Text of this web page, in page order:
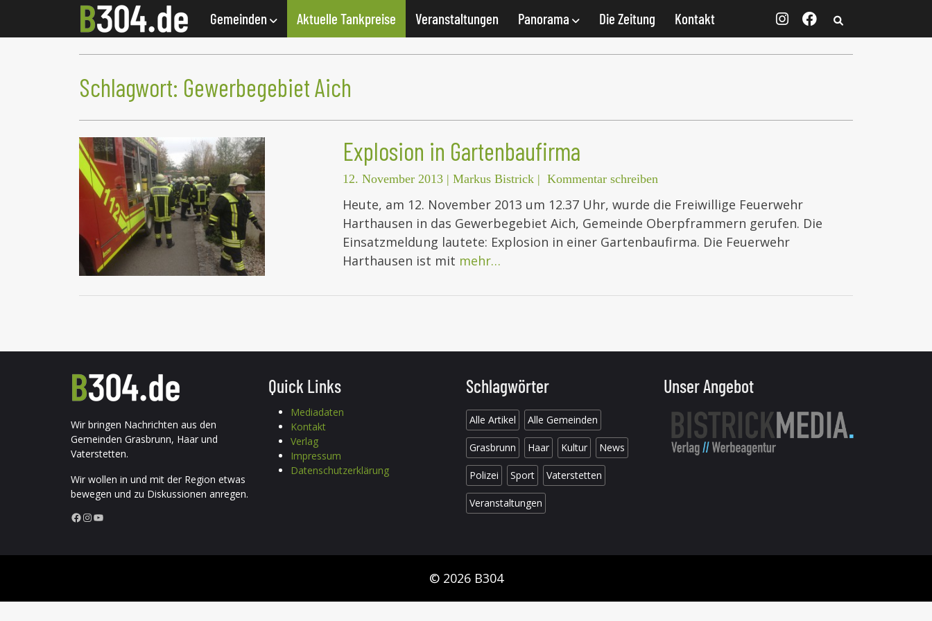
Gemeinden Aktuelle Tankpreise Veranstaltungen Panorama Die Zeitung Kontakt
Schlagwort: Gewerbegebiet Aich
Explosion in Gartenbaufirma
12. November 2013 | Markus Bistrick | Kommentar schreiben
Heute, am 12. November 2013 um 12.37 Uhr, wurde die Freiwillige Feuerwehr
Harthausen in das Gewerbegebiet Aich, Gemeinde Oberpframmern gerufen. Die
Einsatzmeldung lautete: Explosion in einer Gartenbaufirma. Die Feuerwehr
Harthausen ist mit mehr…
Wir bringen Nachrichten aus den
Gemeinden Grasbrunn, Haar und
Vaterstetten.
Wir wollen in und mit der Region etwas
bewegen und zu Diskussionen anregen.
Facebook InstagramYouTube
Quick Links
Mediadaten
Kontakt
Verlag
Impressum
Datenschutzerklärung
Schlagwörter
Alle Artikel Alle Gemeinden
Grasbrunn Haar Kultur News
Polizei Sport Vaterstetten
Veranstaltungen
Unser Angebot
© 2026 B304